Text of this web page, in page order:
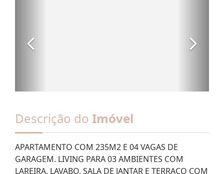
Descrição do Imóvel
APARTAMENTO COM 235M2 E 04 VAGAS DE
GARAGEM. LIVING PARA 03 AMBIENTES COM
LAREIRA, LAVABO, SALA DE JANTAR E TERRAÇO COM